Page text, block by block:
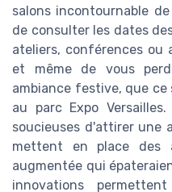
salons incontournable
de consulter les dates
ateliers, conférences ou
et même de vous
ambiance festive, que ce
au parc Expo
soucieuses d'attirer une
mettent en place des
augmentée qui
innovations